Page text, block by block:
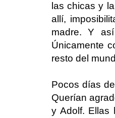
las chicas y
allí,
madre. Y
Únicamente
resto del
Pocos días
Querían
y Adolf. Ellas